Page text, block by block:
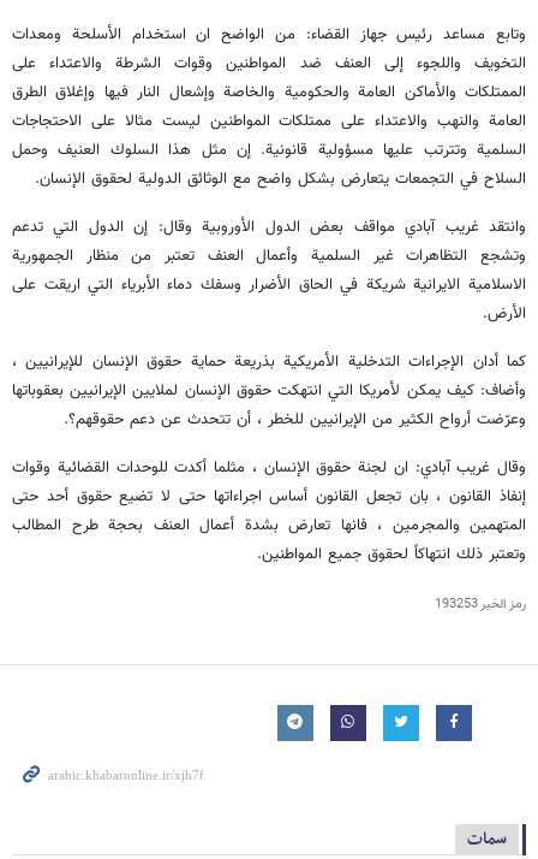
وتابع مساعد رئيس جهاز القضاء: من الواضح ان استخدام الأسلحة ومعدات
التخويف واللجوء إلى العنف ضد المواطنين وقوات الشرطة والاعتداء على
الممتلكات والأماكن العامة والحكومية والخاصة وإشعال النار فيها وإغلاق الطرق
العامة والنهب والاعتداء على ممتلكات المواطنين ليست مثالا على الاحتجاجات
السلمية وتترتب عليها مسؤولية قانونية. إن مثل هذا السلوك العنيف وحمل
السلاح في التجمعات يتعارض بشكل واضح مع الوثائق الدولية لحقوق الإنسان.
وانتقد غريب آبادي مواقف بعض الدول الأوروبية وقال: إن الدول التي تدعم
وتشجع التظاهرات غير السلمية وأعمال العنف تعتبر من منظار الجمهورية
الاسلامية الايرانية شريكة في الحاق الأضرار وسفك دماء الأبرياء التي اريقت على
الأرض.
كما أدان الإجراءات التدخلية الأمريكية بذريعة حماية حقوق الإنسان للإيرانيين ،
وأضاف: كيف يمكن لأمريكا التي انتهكت حقوق الإنسان لملايين الإيرانيين بعقوباتها
وعرّضت أرواح الكثير من الإيرانيين للخطر ، أن تتحدث عن دعم حقوقهم؟.
وقال غريب آبادي: ان لجنة حقوق الإنسان ، مثلما أكدت للوحدات القضائية وقوات
إنفاذ القانون ، بان تجعل القانون أساس اجراءاتها حتى لا تضيع حقوق أحد حتى
المتهمين والمجرمين ، فانها تعارض بشدة أعمال العنف بحجة طرح المطالب
وتعتبر ذلك انتهاكاً لحقوق جميع المواطنين.
رمز الخبر193253
سمات